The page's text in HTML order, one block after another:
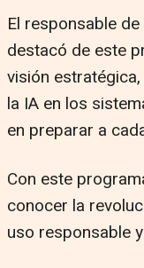
El responsable
destacó de este
visión
la IA en los
en preparar a
Con este
conocer la
uso responsable